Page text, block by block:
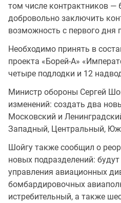
том числе контрактников
добровольно заключить
возможность с первого дня
Необходимо принять в
проекта «Борей-А»
четыре подлодки и 12
Министр обороны Сергей
изменений: создать два
Московский и
Западный, Центральный,
Шойгу также сообщил о
новых подразделений:
управления авиационных
бомбардировочных
истребительный, а также